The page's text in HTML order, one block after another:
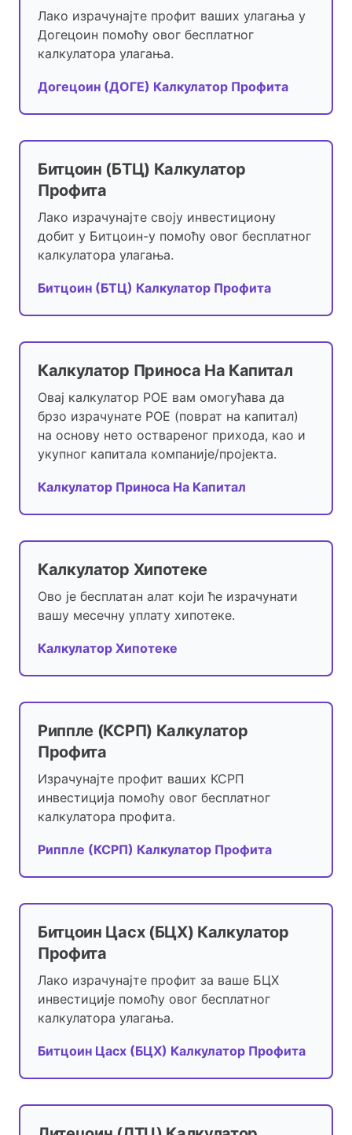
Лако израчунајте профит ваших улагања у
Догецоин помоћу овог бесплатног
калкулатора улагања.
Догецоин (ДОГЕ) Калкулатор Профита
Битцоин (БТЦ) Калкулатор
Профита
Лако израчунајте своју инвестициону
добит у Битцоин-у помоћу овог бесплатног
калкулатора улагања.
Битцоин (БТЦ) Калкулатор Профита
Калкулатор Приноса На Капитал
Овај калкулатор РОЕ вам омогућава да
брзо израчунате РОЕ (поврат на капитал)
на основу нето оствареног прихода, као и
укупног капитала компаније/пројекта.
Калкулатор Приноса На Капитал
Калкулатор Хипотеке
Ово је бесплатан алат који ће израчунати
вашу месечну уплату хипотеке.
Калкулатор Хипотеке
Риппле (КСРП) Калкулатор
Профита
Израчунајте профит ваших КСРП
инвестиција помоћу овог бесплатног
калкулатора профита.
Риппле (КСРП) Калкулатор Профита
Битцоин Цасх (БЦХ) Калкулатор
Профита
Лако израчунајте профит за ваше БЦХ
инвестиције помоћу овог бесплатног
калкулатора улагања.
Битцоин Цасх (БЦХ) Калкулатор Профита